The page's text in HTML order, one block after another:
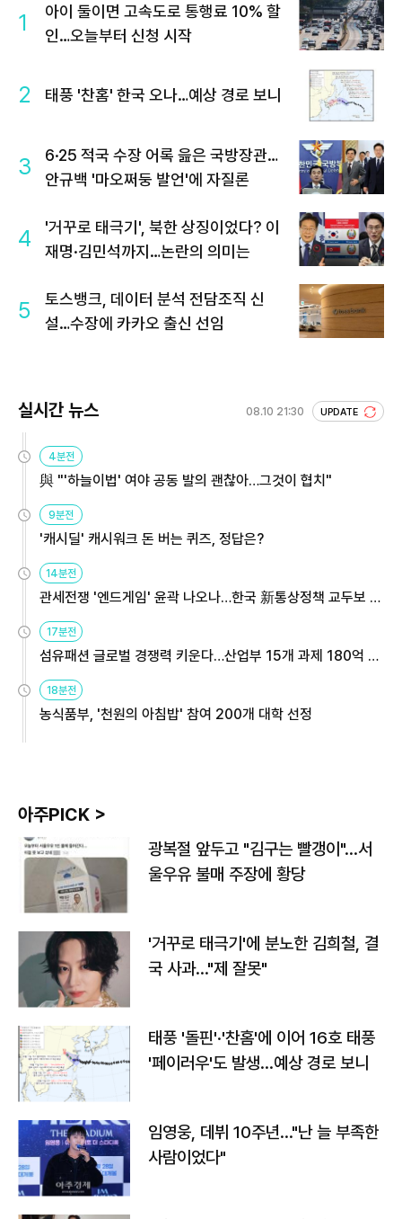
1
아이 둘이면 고속도로 통행료 10% 할
인…오늘부터 신청 시작
2 태풍 '찬홈' 한국 오나…예상 경로 보니
3
6·25 적국 수장 어록 읊은 국방장관…
안규백 '마오쩌둥 발언'에 자질론
4
'거꾸로 태극기', 북한 상징이었다? 이
재명·김민석까지…논란의 의미는
5
토스뱅크, 데이터 분석 전담조직 신
설…수장에 카카오 출신 선임
실시간 뉴스 08.10 21:30 UPDATE
4분전
與 "'하늘이법' 여야 공동 발의 괜찮아…그것이 협치"
9분전
'캐시딜' 캐시워크 돈 버는 퀴즈, 정답은?
14분전
관세전쟁 '엔드게임' 윤곽 나오나…한국 新통상정책 교두보 활
17분전
섬유패션 글로벌 경쟁력 키운다…산업부 15개 과제 180억 지
18분전
농식품부, '천원의 아침밥' 참여 200개 대학 선정
아주PICK >
광복절 앞두고 "김구는 빨갱이"…서
울우유 불매 주장에 황당
'거꾸로 태극기'에 분노한 김희철, 결
국 사과…"제 잘못"
태풍 '돌핀'·'찬홈'에 이어 16호 태풍
'페이러우'도 발생…예상 경로 보니
임영웅, 데뷔 10주년…"난 늘 부족한
사람이었다"